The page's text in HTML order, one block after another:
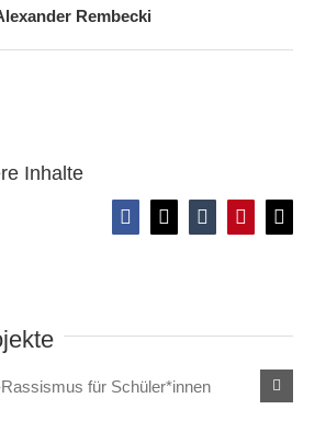
Rembecki
Inhalte
Facebook
X TumblrPinterest
E-
Rassismus für
Schüler*innen